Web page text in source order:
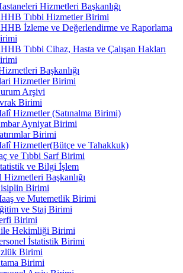
Hizmetleri Başkanlığı
Tıbbi Hizmetler Birimi
İzleme ve Değerlendirme ve Raporlama
Tıbbi Cihaz, Hasta ve Çalışan Hakları
Başkanlığı
Hizmetler Birimi
Arşivi
Birimi
Hizmetler (Satınalma Birimi)
Ayniyat Birimi
Birimi
Hizmetler(Bütçe ve Tahakkuk)
ve Tıbbi Sarf Birimi
ve Bilgi İşlem
Hizmetleri Başkanlığı
Birimi
ve Mutemetlik Birimi
ve Staj Birimi
Birimi
Hekimliği Birimi
İstatistik Birimi
Birimi
Birimi